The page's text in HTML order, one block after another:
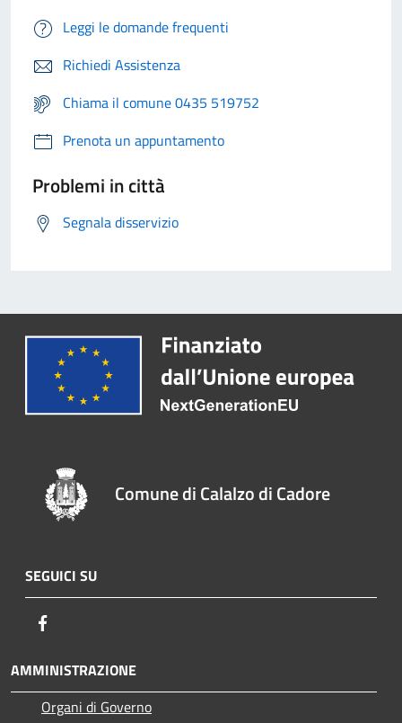
Leggi le domande frequenti
Richiedi Assistenza
Chiama il comune 0435 519752
Prenota un appuntamento
Problemi in città
Segnala disservizio
Comune di Calalzo di Cadore
SEGUICI SU
AMMINISTRAZIONE
Organi di Governo